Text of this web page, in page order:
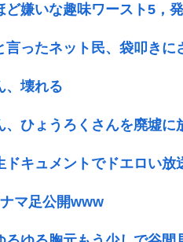
ど嫌いな趣味ワースト5，
言ったネット民、袋叩き
、壊れる
、ひょうろくさんを廃墟
ドキュメントでドエロい放
マ足公開www